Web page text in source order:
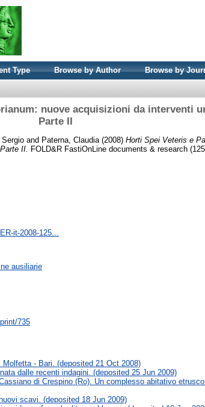
Type Browse by Author Browse by
nuove acquisizioni da interventi
Parte II
Sergio and Paterna, Claudia (2008) Horti Spei Veteris e
II.
FOLD&R FastiOnLine documents & research
it-2008-125...
ausiliarie
735
- Bari. (deposited 21 Oct 2008)
dalle recenti indagini. (deposited 25 Jun 2009)
di Crespino (Ro). Un complesso abitativo
scavi. (deposited 18 Jun 2009)